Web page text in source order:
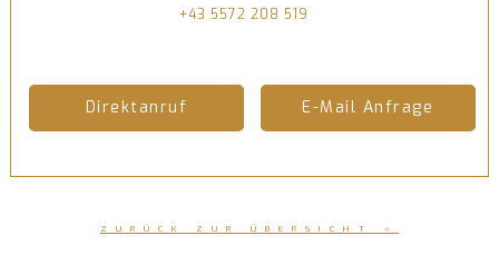
+43 5572 208 519
Direktanruf E-Mail Anfrage
ZURÜCK ZUR ÜBERSICHT «